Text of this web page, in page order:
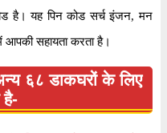
है। यह पिन कोड सर्च इंजन, मन
आपकी सहायता करता है।
६८ डाकघरों के लिए
है-